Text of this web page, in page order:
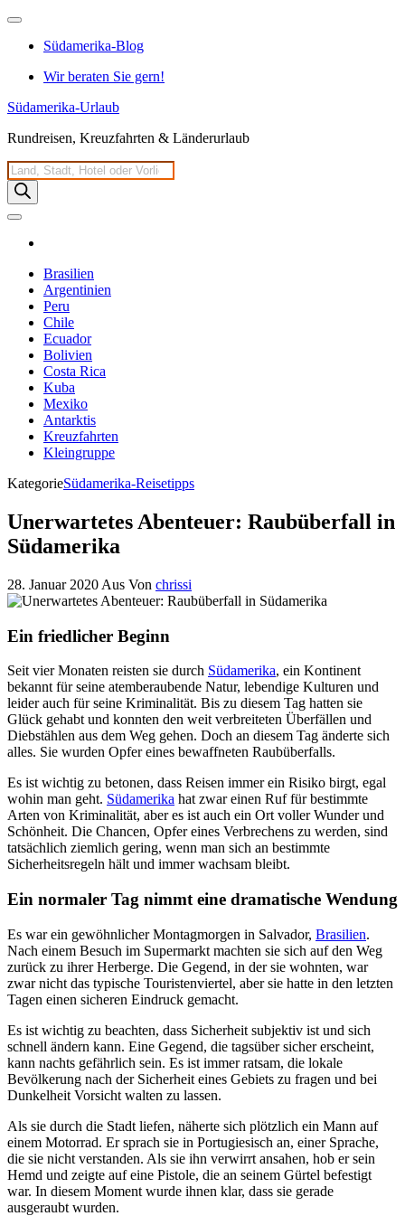
Zum
springenSüdamerika-Blog
Wir beraten Sie gern!
Südamerika-Urlaub
Rundreisen, Kreuzfahrten & Länderurlaub
Products
search
Brasilien
Argentinien
Peru
Chile
Ecuador
Bolivien
Costa Rica
Kuba
Mexiko
Antarktis
Kreuzfahrten
Kleingruppe
KategorieSüdamerika-Reisetipps
Unerwartetes Abenteuer: Raubüberfall in
Südamerika
28. Januar 2020 Aus Von chrissi
Ein friedlicher Beginn
Seit vier Monaten reisten sie durch Südamerika, ein Kontinent
bekannt für seine atemberaubende Natur, lebendige Kulturen und
leider auch für seine Kriminalität. Bis zu diesem Tag hatten sie
Glück gehabt und konnten den weit verbreiteten Überfällen und
Diebstählen aus dem Weg gehen. Doch an diesem Tag änderte sich
alles. Sie wurden Opfer eines bewaffneten Raubüberfalls.
Es ist wichtig zu betonen, dass Reisen immer ein Risiko birgt, egal
wohin man geht. Südamerika hat zwar einen Ruf für bestimmte
Arten von Kriminalität, aber es ist auch ein Ort voller Wunder und
Schönheit. Die Chancen, Opfer eines Verbrechens zu werden, sind
tatsächlich ziemlich gering, wenn man sich an bestimmte
Sicherheitsregeln hält und immer wachsam bleibt.
Ein normaler Tag nimmt eine dramatische Wendung
Es war ein gewöhnlicher Montagmorgen in Salvador, Brasilien.
Nach einem Besuch im Supermarkt machten sie sich auf den Weg
zurück zu ihrer Herberge. Die Gegend, in der sie wohnten, war
zwar nicht das typische Touristenviertel, aber sie hatte in den letzten
Tagen einen sicheren Eindruck gemacht.
Es ist wichtig zu beachten, dass Sicherheit subjektiv ist und sich
schnell ändern kann. Eine Gegend, die tagsüber sicher erscheint,
kann nachts gefährlich sein. Es ist immer ratsam, die lokale
Bevölkerung nach der Sicherheit eines Gebiets zu fragen und bei
Dunkelheit Vorsicht walten zu lassen.
Als sie durch die Stadt liefen, näherte sich plötzlich ein Mann auf
einem Motorrad. Er sprach sie in Portugiesisch an, einer Sprache,
die sie nicht verstanden. Als sie ihn verwirrt ansahen, hob er sein
Hemd und zeigte auf eine Pistole, die an seinem Gürtel befestigt
war. In diesem Moment wurde ihnen klar, dass sie gerade
ausgeraubt wurden.